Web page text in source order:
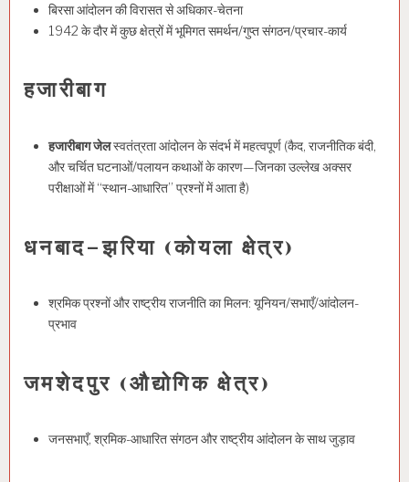
बिरसा आंदोलन की विरासत से अधिकार-चेतना
1942 के दौर में कुछ क्षेत्रों में भूमिगत समर्थन/गुप्त संगठन/प्रचार-कार्य
हजारीबाग
हजारीबाग जेलस्वतंत्रता आंदोलन के संदर्भ में महत्वपूर्ण (कैद, राजनीतिक बंदी,
और चर्चित घटनाओं/पलायन कथाओं के कारण—जिनका उल्लेख अक्सर
परीक्षाओं में “स्थान-आधारित” प्रश्नों में आता है)
धनबाद–झरिया (कोयला क्षेत्र)
श्रमिक प्रश्नों और राष्ट्रीय राजनीति का मिलन: यूनियन/सभाएँ/आंदोलन-
प्रभाव
जमशेदपुर (औद्योगिक क्षेत्र)
जनसभाएँ, श्रमिक-आधारित संगठन और राष्ट्रीय आंदोलन के साथ जुड़ाव